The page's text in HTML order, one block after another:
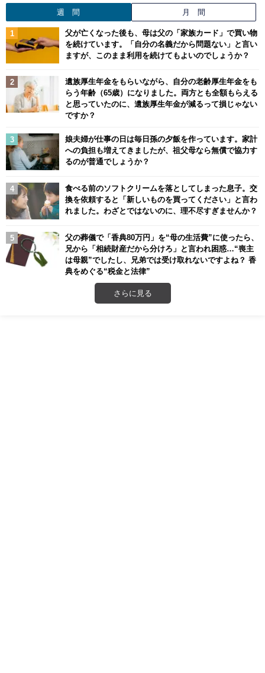
週 間 月 間
父が亡くなった後も、母は父の「家族カード」で買い物
を続けています。「自分の名義だから問題ない」と言い
ますが、このまま利用を続けてもよいのでしょうか？
遺族厚生年金をもらいながら、自分の老齢厚生年金をも
らう年齢（65歳）になりました。両方とも全額もらえる
と思っていたのに、遺族厚生年金が減るって損じゃない
ですか？
娘夫婦が仕事の日は毎日孫の夕飯を作っています。家計
への負担も増えてきましたが、祖父母なら無償で協力す
るのが普通でしょうか？
食べる前のソフトクリームを落としてしまった息子。交
換を依頼すると「新しいものを買ってください」と言わ
れました。わざとではないのに、理不尽すぎませんか？
父の葬儀で「香典80万円」を“母の生活費”に使ったら、
兄から「相続財産だから分けろ」と言われ困惑…“喪主
は母親”でしたし、兄弟では受け取れないですよね？ 香
典をめぐる“税金と法律”
さらに見る